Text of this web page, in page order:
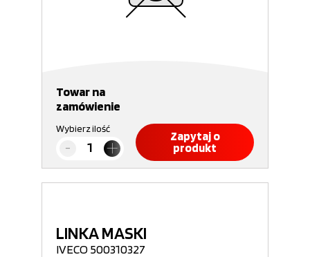
Towar na
zamówienie
Wybierz ilość
Zapytaj o
produkt
LINKA MASKI
IVECO 500310327